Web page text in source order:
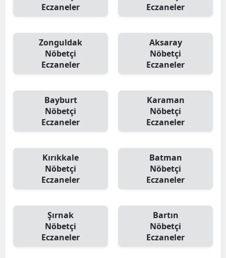
Eczaneler
Eczaneler
Zonguldak
Nöbetçi
Eczaneler
Aksaray
Nöbetçi
Eczaneler
Bayburt
Nöbetçi
Eczaneler
Karaman
Nöbetçi
Eczaneler
Kırıkkale
Nöbetçi
Eczaneler
Batman
Nöbetçi
Eczaneler
Şırnak
Nöbetçi
Eczaneler
Bartın
Nöbetçi
Eczaneler